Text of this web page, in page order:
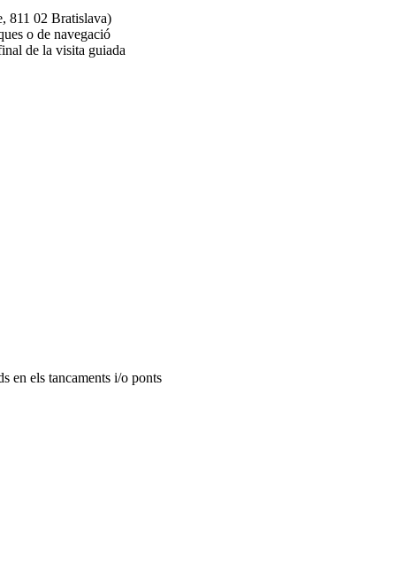
811 02 Bratislava)
o de navegació
de la visita guiada
en els tancaments i/o ponts